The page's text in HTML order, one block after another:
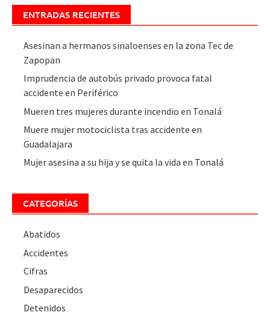
ENTRADAS RECIENTES
Asesinan a hermanos sinaloenses en la zona Tec de
Zapopan
Imprudencia de autobús privado provoca fatal
accidente en Periférico
Mueren tres mujeres durante incendio en Tonalá
Muere mujer motociclista tras accidente en
Guadalajara
Mujer asesina a su hija y se quita la vida en Tonalá
CATEGORÍAS
Abatidos
Accidentes
Cifras
Desaparecidos
Detenidos